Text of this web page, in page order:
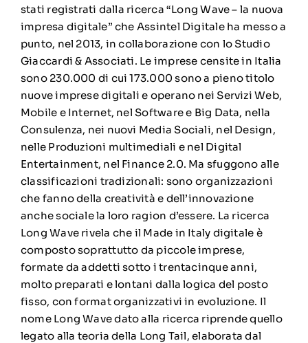
stati registrati dalla ricerca “Long Wave – la nuova
impresa digitale” che Assintel Digitale ha messo a
punto, nel 2013, in collaborazione con lo Studio
Giaccardi & Associati. Le imprese censite in Italia
sono 230.000 di cui 173.000 sono a pieno titolo
nuove imprese digitali e operano nei Servizi Web,
Mobile e Internet, nel Software e Big Data, nella
Consulenza, nei nuovi Media Sociali, nel Design,
nelle Produzioni multimediali e nel Digital
Entertainment, nel Finance 2.0. Ma sfuggono alle
classificazioni tradizionali: sono organizzazioni
che fanno della creatività e dell’innovazione
anche sociale la loro ragion d’essere. La ricerca
Long Wave rivela che il Made in Italy digitale è
composto soprattutto da piccole imprese,
formate da addetti sotto i trentacinque anni,
molto preparati e lontani dalla logica del posto
fisso, con format organizzativi in evoluzione. Il
nome Long Wave dato alla ricerca riprende quello
legato alla teoria della Long Tail, elaborata dal